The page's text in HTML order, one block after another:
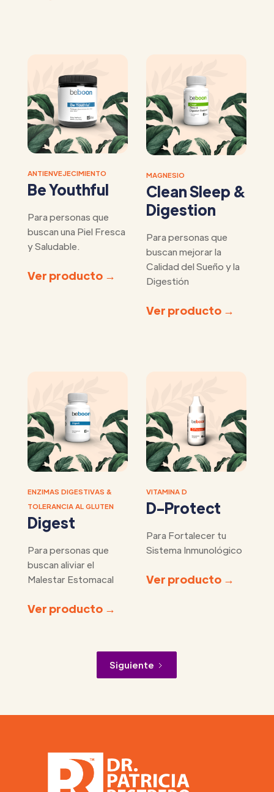
ANTIENVEJECIMIENTO
Be Youthful
Para personas que
buscan una Piel Fresca
y Saludable.
Ver producto →
MAGNESIO
Clean Sleep &
Digestion
Para personas que
buscan mejorar la
Calidad del Sueño y la
Digestión
Ver producto →
ENZIMAS DIGESTIVAS &
TOLERANCIA AL GLUTEN
Digest
Para personas que
buscan aliviar el
Malestar Estomacal
Ver producto →
VITAMINA D
D-Protect
Para Fortalecer tu
Sistema Inmunológico
Ver producto →
Siguiente